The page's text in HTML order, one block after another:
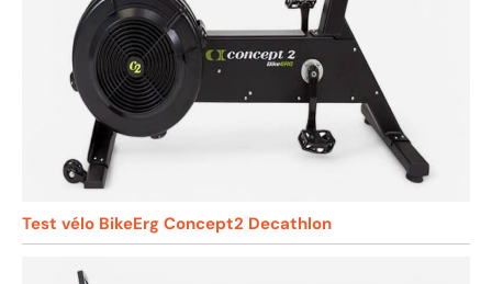
Test vélo BikeErg Concept2 Decathlon